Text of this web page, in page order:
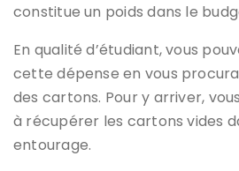
constitue un poids dans le
En qualité d’étudiant, vous
cette dépense en vous
des cartons. Pour y arriver,
à récupérer les cartons vides
entourage.